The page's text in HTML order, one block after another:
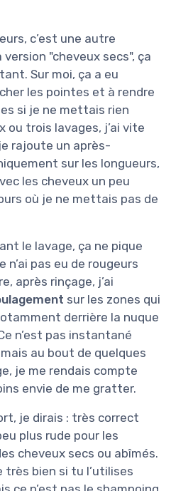
c’est une autre
"cheveux secs", ça
Sur moi, ça a eu
les pointes et à rendre
si je ne mettais rien
ou trois lavages, j’ai vite
rajoute un après-
sur les longueurs,
les cheveux un peu
où je ne mettais pas de
le lavage, ça ne pique
n’ai pas eu de rougeurs
après rinçage, j’ai
sur les zones qui
derrière la nuque
n’est pas instantané
au bout de quelques
je me rendais compte
envie de me gratter.
je dirais : très correct
plus rude pour les
cheveux secs ou abîmés.
bien si tu l’utilises